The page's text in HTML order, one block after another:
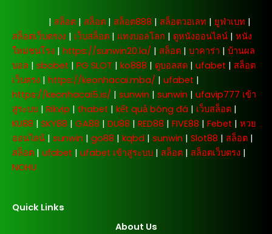
| สล็อต | สล็อต | สล็อต888 | สล็อตวอเลท | ยูฟ่าเบท |
สล็อตเว็บตรงง | เว็บสล็อต | แทงบอลโลก | ดูหนังออนไลน์ | หนัง
ใหม่ชนโรง | https://sunwin20.la/ | สล็อต | บาคาร่า | บ้านผล
บอล | sbobet | PG SLOT | ko888 | ดูบอลสด | ufabet | สล็อต
เว็บตรง | https://keonhacai.mba/ | ufabet |
https://keonhacai5.is/ | sunwin | sunwin | ufavip777 เข้า
สู่ระบบ | Rikvip | thabet | kết quả bóng đá | เว็บสล็อต |
KU88 | SKY88 | GA88 | DU88 | RED88 | FIVE88 | Febet | หวย
ออนไลน์ | sunwin | go88 | kqbd | sunwin | Slot88 | สล็อต |
สล็อต | ufabet | ufabet เข้าสู่ระบบ | สล็อต | สล็อตเว็บตรง |
NOHU
Quick Links
About Us